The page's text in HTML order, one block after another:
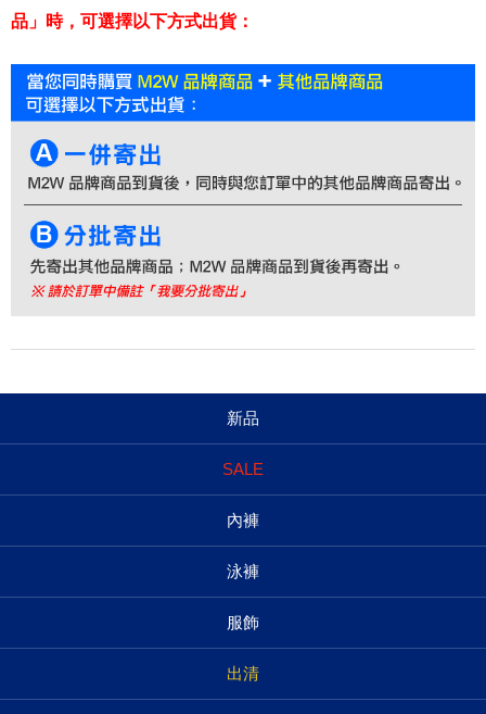
品」時，可選擇以下方式出貨：
新品
SALE
內褲
泳褲
服飾
出清